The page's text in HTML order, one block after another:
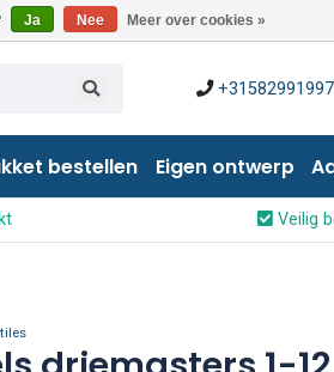
Ja Nee Meer over cookies »
+31582991997
bestellen Eigen ontwerp
Veilig